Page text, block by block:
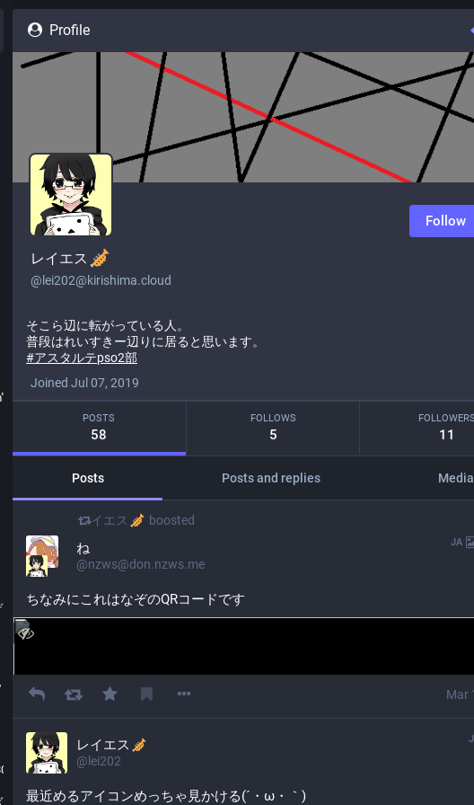
Profile
Follow
レイエス
@ lei202@kirishima.cloud
そこら辺に転がっている人。
普段はれいすきー辺りに居ると思います。
#アスタルテpso2部
Joined Jul 07, 2019
POSTS
58
FOLLOWS
5
FOLLOWERS
11
Posts Posts and replies Media
レイエス boosted
ね
@nzws@don.nzws.me
JA
ちなみにこれはなぞのQRコードです
Mar
レイエス
@ lei202
最近めるアイコンめっちゃ見かける(´・ω・｀)